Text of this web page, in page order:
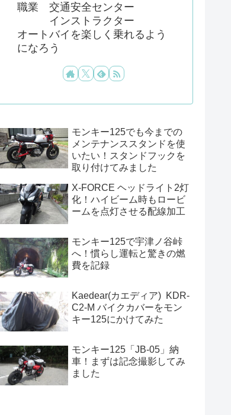
職業 交通安全センター
インストラクター
オートバイを楽しく乗れるよう
になろう
モンキー125でも今までの
メンテナンススタンドを使
いたい！スタンドフックを
取り付けてみました
X-FORCE ヘッドライト2灯
化！ハイビーム時もロービ
ームを点灯させる配線加工
モンキー125で宇津ノ谷峠
へ！慣らし運転と驚きの燃
費を記録
Kaedear(カエディア) KDR-
C2-M バイクカバーをモン
キー125にかけてみた
モンキー125「JB-05」納
車！まずは記念撮影してみ
ました